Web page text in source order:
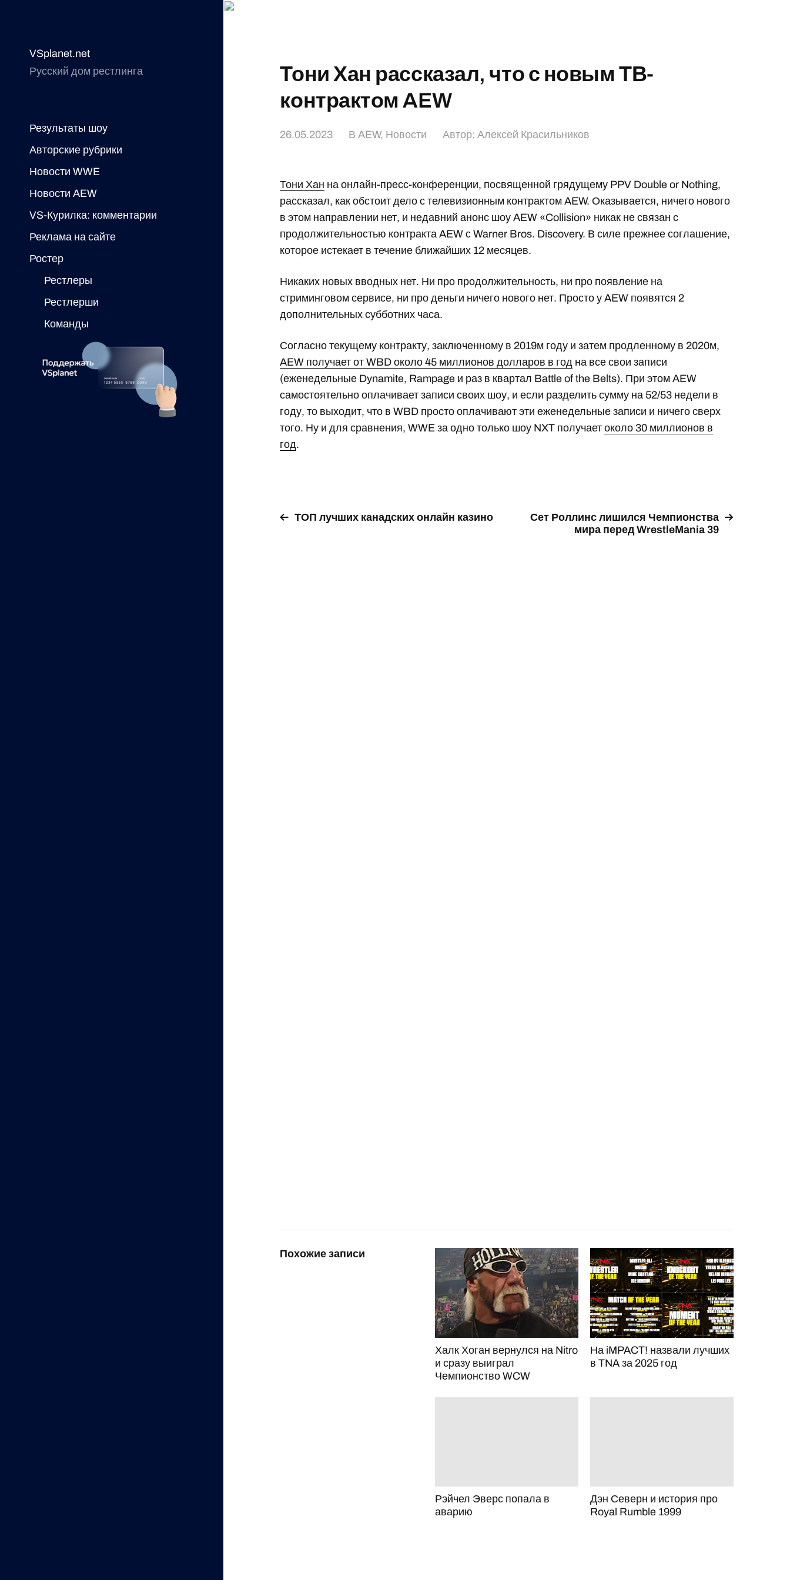
VSplanet.net
Русский дом рестлинга
Результаты шоу
Авторские рубрики
Новости WWE
Новости AEW
VS-Курилка: комментарии
Реклама на сайте
Ростер
Рестлеры
Рестлерши
Команды
Тони Хан рассказал, что с новым ТВ-
контрактом AEW
26.05.2023 ВAEW, Новости Автор:Алексей Красильников
Тони Хан на онлайн-пресс-конференции, посвященной грядущему PPV Double or Nothing,
рассказал, как обстоит дело с телевизионным контрактом AEW. Оказывается, ничего нового
в этом направлении нет, и недавний анонс шоу AEW «Collision» никак не связан с
продолжительностью контракта AEW с Warner Bros. Discovery. В силе прежнее соглашение,
которое истекает в течение ближайших 12 месяцев.
Никаких новых вводных нет. Ни про продолжительность, ни про появление на
стриминговом сервисе, ни про деньги ничего нового нет. Просто у AEW появятся 2
дополнительных субботних часа.
Согласно текущему контракту, заключенному в 2019м году и затем продленному в 2020м,
AEW получает от WBD около 45 миллионов долларов в год на все свои записи
(еженедельные Dynamite, Rampage и раз в квартал Battle of the Belts). При этом AEW
самостоятельно оплачивает записи своих шоу, и если разделить сумму на 52/53 недели в
году, то выходит, что в WBD просто оплачивают эти еженедельные записи и ничего сверх
того. Ну и для сравнения, WWE за одно только шоу NXT получаетоколо 30 миллионов в
год.
ТОП лучших канадских онлайн казино
Сет Роллинс лишился Чемпионства
мира перед WrestleMania 39
Похожие записи
Халк Хоган вернулся на Nitro
и сразу выиграл
Чемпионство WCW
На iMPACT! назвали лучших
в TNA за 2025 год
Рэйчел Эверс попала в
аварию
Дэн Северн и история про
Royal Rumble 1999